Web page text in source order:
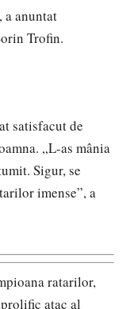
anuntat
Trofin.
satisfacut de
„L-as mânia
Sigur, se
imense”, a
ratarilor,
atac al